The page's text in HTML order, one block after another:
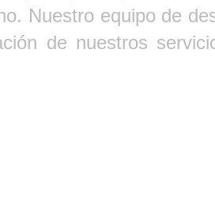
Nuestro equipo de
de nuestros